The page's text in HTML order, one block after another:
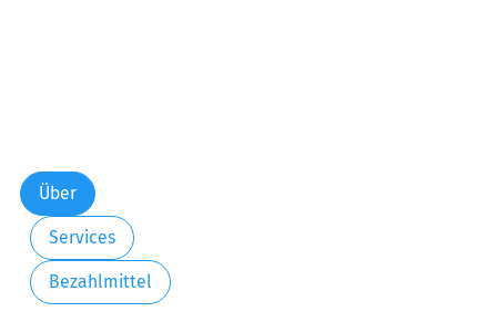
Über
Services
Bezahlmittel